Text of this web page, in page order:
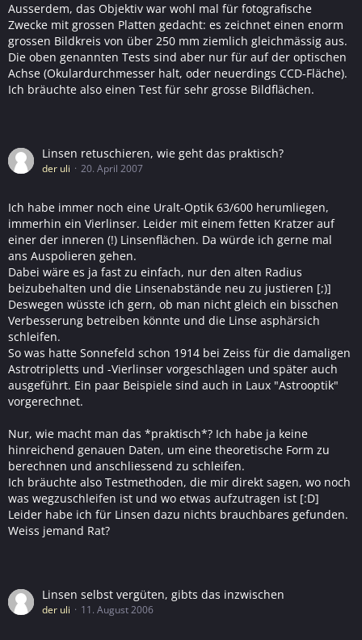
Ausserdem, das Objektiv war wohl mal für fotografische
Zwecke mit grossen Platten gedacht: es zeichnet einen enorm
grossen Bildkreis von über 250 mm ziemlich gleichmässig aus.
Die oben genannten Tests sind aber nur für auf der optischen
Achse (Okulardurchmesser halt, oder neuerdings CCD-Fläche).
Ich bräuchte also einen Test für sehr grosse Bildflächen.
Linsen retuschieren, wie geht das praktisch?
der uli 20. April 2007
Ich habe immer noch eine Uralt-Optik 63/600 herumliegen,
immerhin ein Vierlinser. Leider mit einem fetten Kratzer auf
einer der inneren (!) Linsenflächen. Da würde ich gerne mal
ans Auspolieren gehen.
Dabei wäre es ja fast zu einfach, nur den alten Radius
beizubehalten und die Linsenabstände neu zu justieren [;)]
Deswegen wüsste ich gern, ob man nicht gleich ein bisschen
Verbesserung betreiben könnte und die Linse asphärsich
schleifen.
So was hatte Sonnefeld schon 1914 bei Zeiss für die damaligen
Astrotripletts und -Vierlinser vorgeschlagen und später auch
ausgeführt. Ein paar Beispiele sind auch in Laux "Astrooptik"
vorgerechnet.
Nur, wie macht man das *praktisch*? Ich habe ja keine
hinreichend genauen Daten, um eine theoretische Form zu
berechnen und anschliessend zu schleifen.
Ich bräuchte also Testmethoden, die mir direkt sagen, wo noch
was wegzuschleifen ist und wo etwas aufzutragen ist [:D]
Leider habe ich für Linsen dazu nichts brauchbares gefunden.
Weiss jemand Rat?
Linsen selbst vergüten, gibts das inzwischen
der uli 11. August 2006